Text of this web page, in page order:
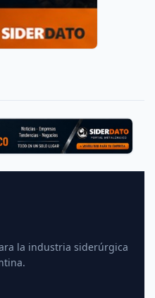
la industria siderúrgica